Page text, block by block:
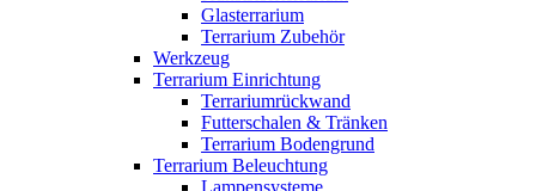
Glasterrarium
Terrarium Zubehör
Werkzeug
Terrarium Einrichtung
Terrariumrückwand
Futterschalen & Tränken
Terrarium Bodengrund
Terrarium Beleuchtung
Lampensysteme